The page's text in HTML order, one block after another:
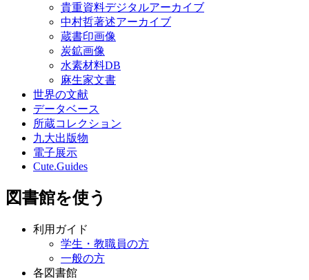
貴重資料デジタルアーカイブ
中村哲著述アーカイブ
蔵書印画像
炭鉱画像
水素材料DB
麻生家文書
世界の文献
データベース
所蔵コレクション
九大出版物
電子展示
Cute.Guides
図書館を使う
利用ガイド
学生・教職員の方
一般の方
各図書館